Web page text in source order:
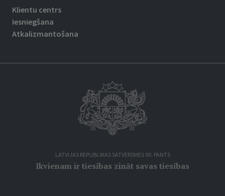
Klientu centrs
Iesniegšana
Atkalizmantošana
LATVIJAS REPUBLIKAS SATVERSMES 90. PANTS
Ikvienam ir tiesības zināt savas tiesības